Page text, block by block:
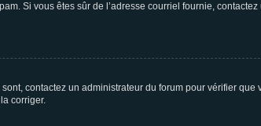
Si vous êtes sûr de l’adresse courriel fournie, contactez
contactez un administrateur du forum pour vérifier que
corriger.